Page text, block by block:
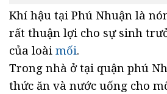
Khí hậu tại Phú Nhuận là
rất thuận lợi cho sự sinh
của loài mối.
Trong nhà ở tại quận phú
thức ăn và nước uống cho